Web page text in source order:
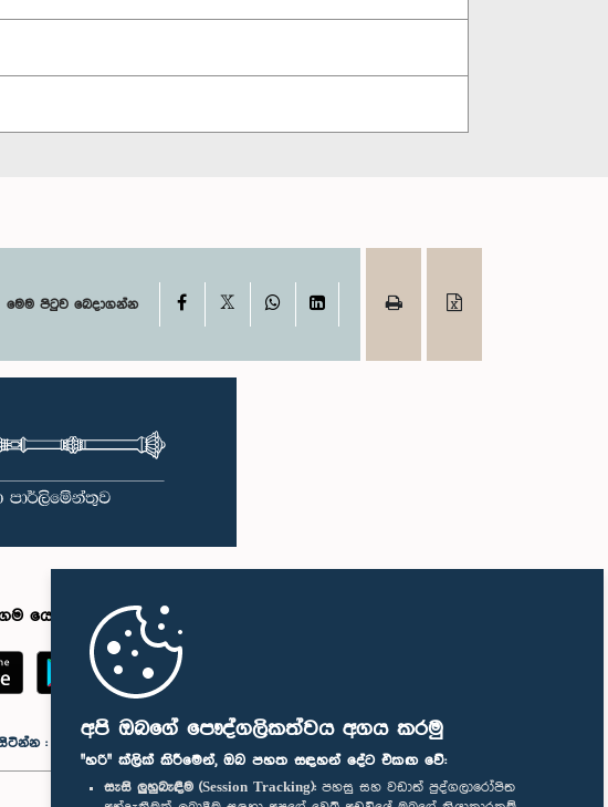
අපි ඔබගේ පෞද්ගලිකත්වය අගය කරමු
"හරි" ක්ලික් කිරීමෙන්, ඔබ පහත සඳහන් දේට එකඟ වේ:
සැසි ලුහුබැඳීම (Session Tracking): පහසු සහ වඩාත් පුද්ගලාරෝපිත
මෙම පිටුව බෙදාගන්න Facebook WhatsAppLinkedIn
යෙදුම
: